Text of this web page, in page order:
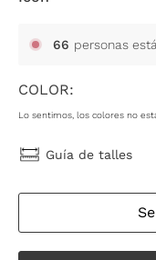
66 personas
COLOR:
Lo sentimos, los colores no
Guía de talles